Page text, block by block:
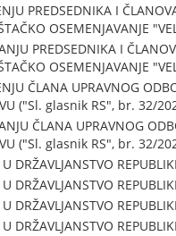
PREDSEDNIKA I
OSEMENJAVANJE
PREDSEDNIKA I
OSEMENJAVANJE
ČLANA UPRAVNOG
("Sl. glasnik RS", br. 32/
ČLANA UPRAVNOG
("Sl. glasnik RS", br. 32/
U DRŽAVLJANSTVO
U DRŽAVLJANSTVO
U DRŽAVLJANSTVO
U DRŽAVLJANSTVO